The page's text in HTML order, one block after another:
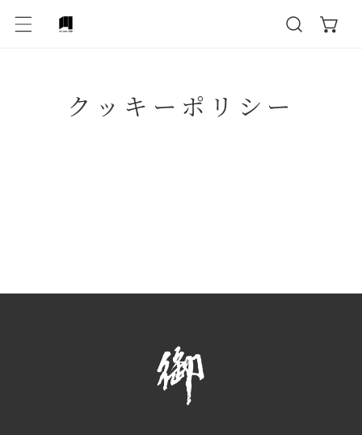
ンツにスキップ
クッキーポリシー